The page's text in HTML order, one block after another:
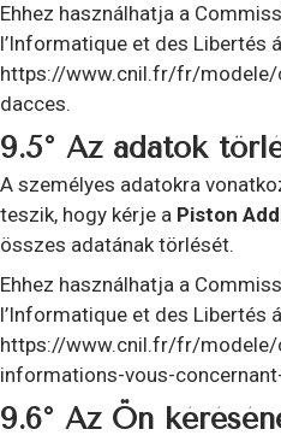
Ehhez használhatja a
l’Informatique et des Libertés
https://www.cnil.fr/fr/
dacces.
9.5° Az adatok
A személyes adatokra
teszik, hogy kérje a Piston
összes adatának törlését.
Ehhez használhatja a
l’Informatique et des Libertés
https://www.cnil.fr/fr/modele/
informations-vous-
9.6° Az Ön